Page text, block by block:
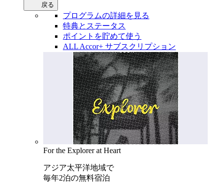
戻る
プログラムの詳細を見る
特典とステータス
ポイントを貯めて使う
ALL Accor+ サブスクリプション
For the Explorer at Heart
アジア太平洋地域で
毎年2泊の無料宿泊